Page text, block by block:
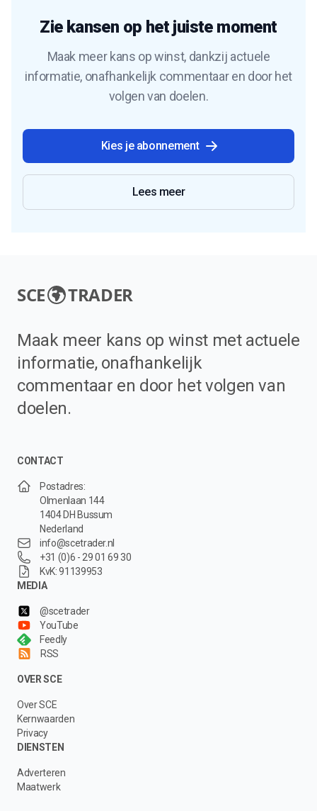
Zie kansen op het juiste moment
Maak meer kans op winst, dankzij actuele
informatie, onafhankelijk commentaar en door het
volgen van doelen.
Kies je abonnement
Lees meer
SCE TRADER
Maak meer kans op winst met actuele
informatie, onafhankelijk
commentaar en door het volgen van
doelen.
CONTACT
Postadres:
Olmenlaan 144
1404 DH Bussum
Nederland
info@scetrader.nl
+31 (0)6 - 29 01 69 30
KvK: 91139953
MEDIA
@scetrader
YouTube
Feedly
RSS
OVER SCE
Over SCE
Kernwaarden
Privacy
DIENSTEN
Adverteren
Maatwerk